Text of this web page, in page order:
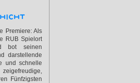
Premiere: Als
RUB Spielort
bot seinen
darstellende
und schnelle
Fünfzigsten